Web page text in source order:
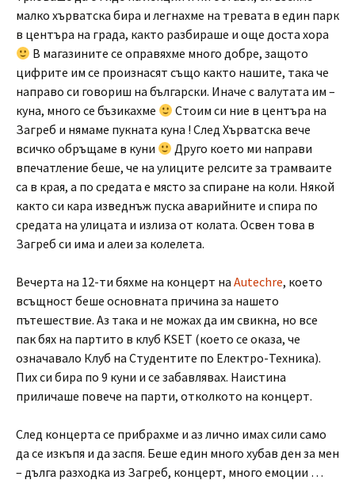
малко хърватска бира и легнахме на тревата в един парк
в центъра на града, както разбираше и още доста хора
В магазините се оправяхме много добре, защото
цифрите им се произнасят също както нашите, така че
направо си говориш на български. Иначе с валутата им –
куна, много се бъзикахме
Стоим си ние в центъра на
Загреб и нямаме пукната куна ! След Хърватска вече
всичко обръщаме в куни
Друго което ми направи
впечатление беше, че на улиците релсите за трамваите
са в края, а по средата е място за спиране на коли. Някой
както си кара изведнъж пуска аварийните и спира по
средата на улицата и излиза от колата. Освен това в
Загреб си има и алеи за колелета.
Вечерта на 12-ти бяхме на концерт на Autechre, което
всъщност беше основната причина за нашето
пътешествие. Аз така и не можах да им свикна, но все
пак бях на партито в клуб KSET (което се оказа, че
означавало Клуб на Студентите по Електро-Техника).
Пих си бира по 9 куни и се забавлявах. Наистина
приличаше повече на парти, отколкото на концерт.
След концерта се прибрахме и аз лично имах сили само
да се изкъпя и да заспя. Беше един много хубав ден за мен
– дълга разходка из Загреб, концерт, много емоции …